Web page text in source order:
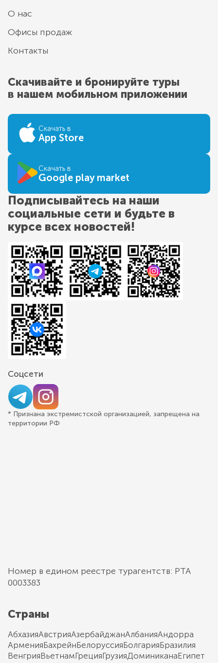
О нас
Офисы продаж
Контакты
Скачивайте и бронируйте туры
в нашем мобильном приложении
Скачать в
App Store
Скачать в
Google play market
Подписывайтесь на наши
социальные сети и будьте в
курсе всех новостей!
Соцсети
* Признана экстремистской организацией, запрещена на
территории РФ
Номер в едином реестре турагентств: РТА
0003383
Страны
АбхазияАвстрияАзербайджанАлбанияАндорра
АрменияБахрейнБелоруссияБолгарияБразилия
ВенгрияВьетнамГрецияГрузияДоминиканаЕгипет